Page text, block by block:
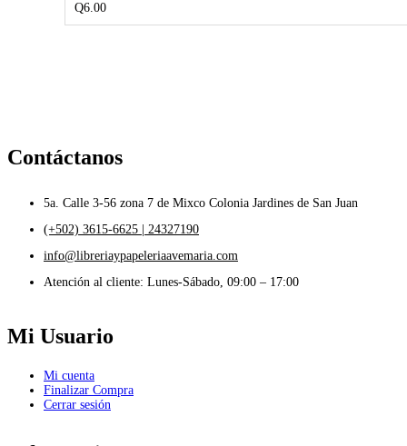
Q6.00
Contáctanos
5a. Calle 3-56 zona 7 de Mixco Colonia Jardines de San Juan
(+502) 3615-6625 | 24327190
info@libreriaypapeleriaavemaria.com
Atención al cliente: Lunes-Sábado, 09:00 – 17:00
Mi Usuario
Mi cuenta
Finalizar Compra
Cerrar sesión